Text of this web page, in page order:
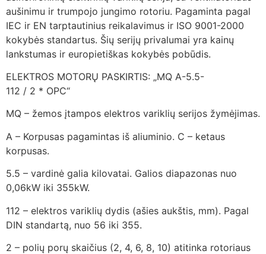
aušinimu ir trumpojo jungimo rotoriu. Pagaminta pagal
IEC ir EN tarptautinius reikalavimus ir ISO 9001-2000
kokybės standartus. Šių serijų privalumai yra kainų
lankstumas ir europietiškas kokybės pobūdis.
ELEKTROS MOTORŲ PASKIRTIS: „MQ A-5.5-
112 / 2 * OPC“
MQ – žemos įtampos elektros variklių serijos žymėjimas.
A – Korpusas pagamintas iš aliuminio. C – ketaus
korpusas.
5.5 – vardinė galia kilovatai. Galios diapazonas nuo
0,06kW iki 355kW.
112 – elektros variklių dydis (ašies aukštis, mm). Pagal
DIN standartą, nuo 56 iki 355.
2 – polių porų skaičius (2, 4, 6, 8, 10) atitinka rotoriaus